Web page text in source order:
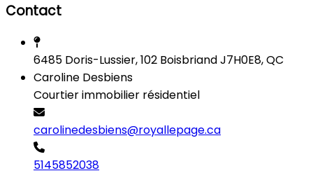
Contact
6485 Doris-Lussier, 102 Boisbriand J7H0E8, QC
Caroline Desbiens
Courtier immobilier résidentiel
carolinedesbiens@royallepage.ca
5145852038